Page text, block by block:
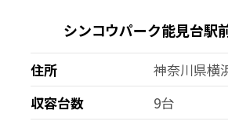
シンコウパーク能見台駅
住所
神奈川県横
収容台数
9台